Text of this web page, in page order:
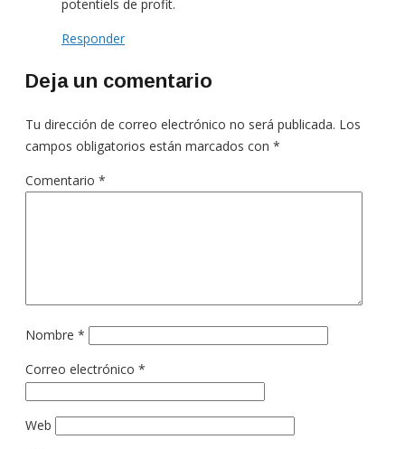
potentiels de profit.
Responder
Deja un comentario
Tu dirección de correo electrónico no será publicada. Los
campos obligatorios están marcados con *
Comentario *
Nombre *
Correo electrónico *
Web